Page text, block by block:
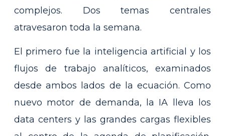
complejos. Dos temas centrales
atravesaron toda la semana.
El primero fue la inteligencia artificial y los
flujos de trabajo analíticos, examinados
desde ambos lados de la ecuación. Como
nuevo motor de demanda, la IA lleva los
data centers y las grandes cargas flexibles